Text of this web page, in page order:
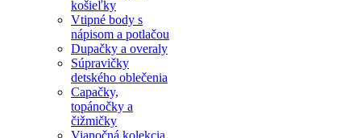
košieľky
Vtipné body s
nápisom a potlačou
Dupačky a overaly
Súpravičky
detského oblečenia
Capačky,
topánočky a
čižmičky
Vianočná kolekcia